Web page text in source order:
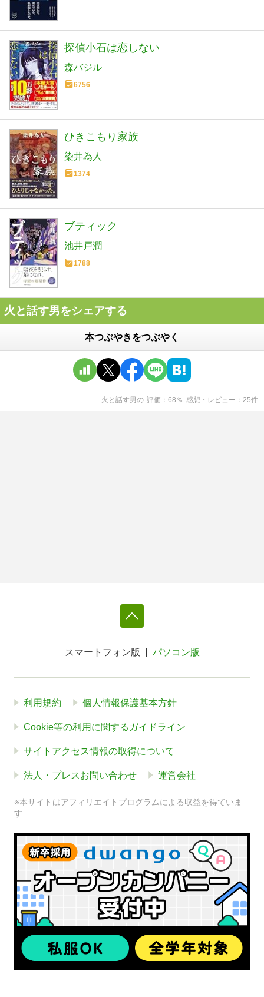
探偵小石は恋しない
森バジル
6756
ひきこもり家族
染井為人
1374
ブティック
池井戸潤
1788
火と話す男をシェアする
本つぶやきをつぶやく
火と話す男の 評価 68 ％ 感想・レビュー 25件
スマートフォン版 パソコン版
利用規約 個人情報保護基本方針
Cookie等の利用に関するガイドライン
サイトアクセス情報の取得について
法人・プレスお問い合わせ 運営会社
※本サイトはアフィリエイトプログラムによる収益を得ていま
す